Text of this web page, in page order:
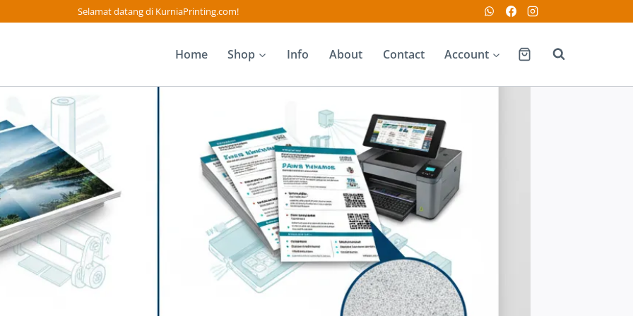
Selamat datang di KurniaPrinting.com!
Home Shop Info About Contact Account